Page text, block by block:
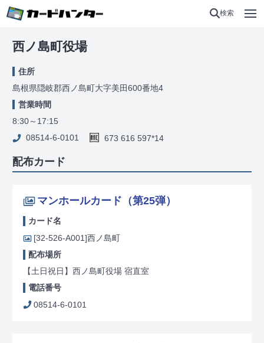
検索
西ノ島町役場
住所
島根県隠岐郡西ノ島町大字美田600番地4
営業時間
8:30～17:15
08514-6-0101
673 616 597*14
配布カード
マンホールカード（第25弾）
カード名
[32-526-A001]西ノ島町
配布場所
【土日祝日】西ノ島町役場 宿直室
電話番号
08514-6-0101